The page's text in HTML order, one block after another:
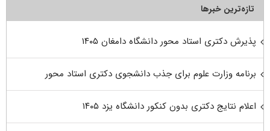
تازه‌ترین خبرها
پذیرش دکتری استاد محور دانشگاه دامغان ۱۴۰۵
برنامه وزارت علوم برای جذب دانشجوی دکتری استاد محور
اعلام نتایج دکتری بدون کنکور دانشگاه یزد ۱۴۰۵